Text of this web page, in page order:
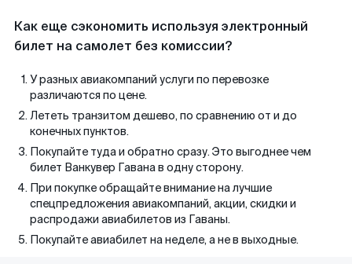
Как еще сэкономить используя электронный
билет на самолет без комиссии?
У разных авиакомпаний услуги по перевозке
различаются по цене.
Лететь транзитом дешево, по сравнению от и до
конечных пунктов.
Покупайте туда и обратно сразу. Это выгоднее чем
билет Ванкувер Гавана в одну сторону.
При покупке обращайте внимание на лучшие
спецпредложения авиакомпаний, акции, скидки и
распродажи авиабилетов из Гаваны.
Покупайте авиабилет на неделе, а не в выходные.